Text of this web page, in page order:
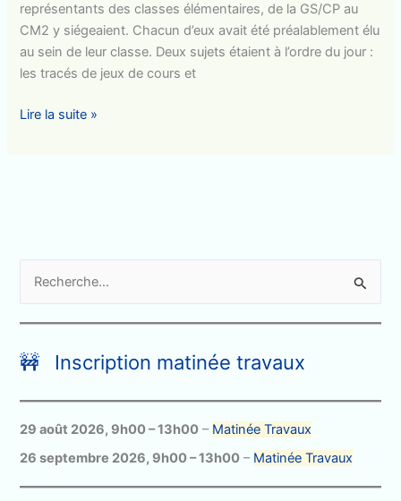
représentants des classes élémentaires, de la GS/CP au
CM2 y siégeaient. Chacun d’eux avait été préalablement élu
au sein de leur classe. Deux sujets étaient à l’ordre du jour :
les tracés de jeux de cours et
Conseil
Lire la suite »
c
h
e
r
c
h
🚧 Inscription matinée travaux
29 août 2026, 9h00–13h00 – Matinée Travaux
26 septembre 2026, 9h00–13h00 – Matinée Travaux